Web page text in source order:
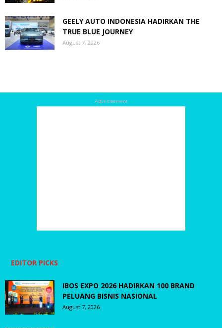
GEELY AUTO INDONESIA HADIRKAN THE
TRUE BLUE JOURNEY
August 7, 2026
Advertisement
EDITOR PICKS
IBOS EXPO 2026 HADIRKAN 100 BRAND
PELUANG BISNIS NASIONAL
August 7, 2026